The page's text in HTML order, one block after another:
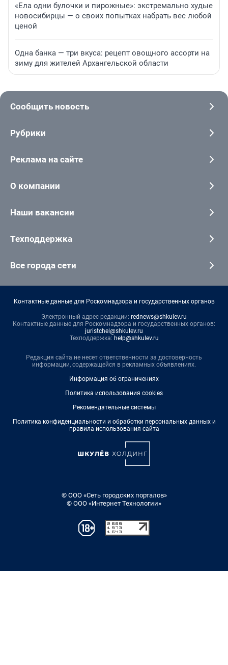
«Ела одни булочки и пирожные»: экстремально худые
новосибирцы — о своих попытках набрать вес любой
ценой
Одна банка — три вкуса: рецепт овощного ассорти на
зиму для жителей Архангельской области
Сообщить новость
Рубрики
Реклама на сайте
О компании
Наши вакансии
Техподдержка
Все города сети
Контактные данные для Роскомнадзора и государственных органов
Электронный адрес редакции: rednews@shkulev.ru
Контактные данные для Роскомнадзора и государственных органов:
juristchel@shkulev.ru
Техподдержка: help@shkulev.ru
Редакция сайта не несет ответственности за достоверность
информации, содержащейся в рекламных объявлениях.
Информация об ограничениях
Политика использования cookies
Рекомендательные системы
Политика конфиденциальности и обработки персональных данных и
правила использования сайта
© ООО «Сеть городских порталов»
© ООО «Интернет Технологии»